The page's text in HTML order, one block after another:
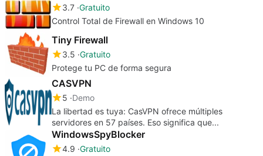
3.7 Gratuito
Control Total de Firewall en Windows 10
Tiny Firewall
3.5 Gratuito
Protege tu PC de forma segura
CASVPN
5 Demo
La libertad es tuya: CasVPN ofrece múltiples
servidores en 57 países. Eso significa que...
WindowsSpyBlocker
4.9 Gratuito